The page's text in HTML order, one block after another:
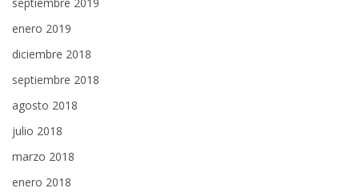
septiembre 2019
enero 2019
diciembre 2018
septiembre 2018
agosto 2018
julio 2018
marzo 2018
enero 2018